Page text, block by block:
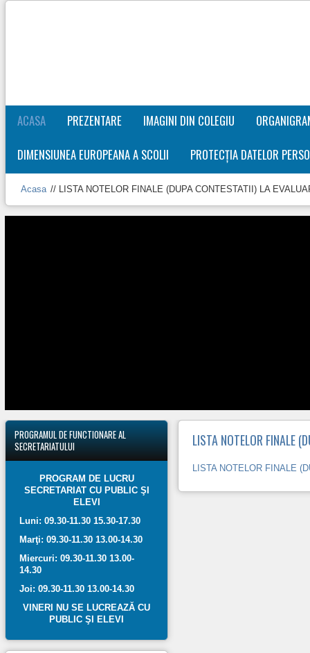
ACASA PREZENTARE IMAGINI DIN COLEGIU
DIMENSIUNEA EUROPEANA A SCOLII
PROTECȚIA DATELOR
Acasa // LISTA NOTELOR FINALE (DUPA CONTESTATII) LA
LISTA NOTELOR FINALE
LISTA NOTELOR FINALE
PROGRAMULDE FUNCTIONARE AL
SECRETARIATULUI
PROGRAM DE LUCRU
SECRETARIAT CU PUBLIC ŞI
ELEVI
Luni: 09.30-11.30 15.30-17.30
Marţi: 09.30-11.30 13.00-14.30
Miercuri: 09.30-11.30 13.00-
14.30
Joi: 09.30-11.30 13.00-14.30
VINERI NU SE LUCREAZĂ CU
PUBLIC ŞI ELEVI